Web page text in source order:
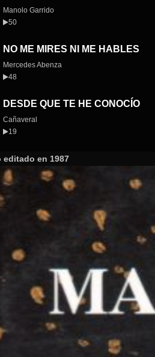
Manolo Garrido
50
NO ME MIRES NI ME HABLES
Mercedes Abenza
48
DESDE QUE TE HE CONOCÍO
Cañaveral
19
en 1987